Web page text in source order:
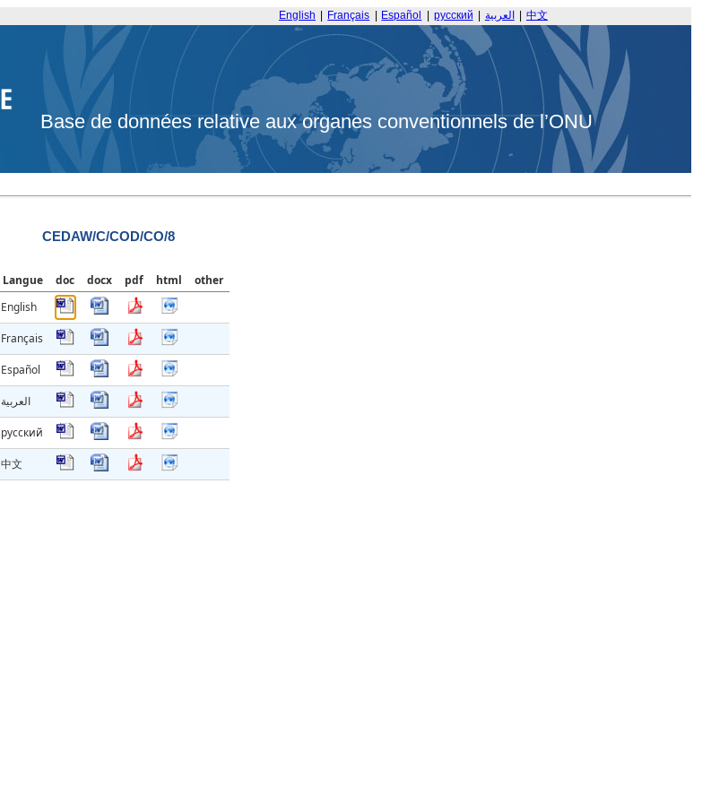
English Français Español русский العربية 中文
Base de données relative aux organes conventionnels de l’ONU
CEDAW/C/COD/CO/8
Langue doc docx pdf html
other
English
Français
Español
العربية
русский
中文